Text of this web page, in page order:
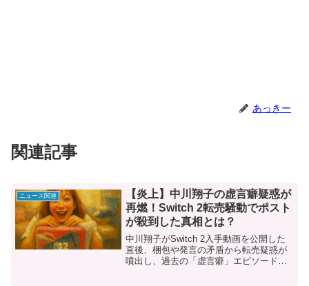
あっきー
関連記事
ニュース関連
【炎上】中川翔子の虚言癖疑惑が
再燃！Switch 2転売騒動でポスト
が殺到した真相とは？
中川翔子がSwitch 2入手動画を公開した
直後、梱包や発言の矛盾から転売疑惑が
噴出し、過去の「虚言癖」エピソードま